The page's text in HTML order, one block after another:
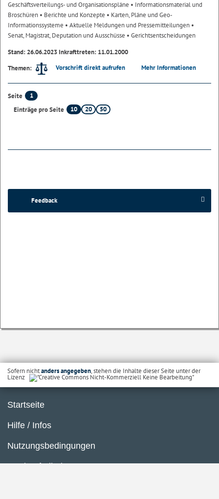
Geschäftsverteilungs- und Organisationspläne • Informationsmaterial und
Broschüren • Berichte und Konzepte • Karten, Pläne und Geo-
Informationssysteme • Aktuelle Meldungen und Pressemitteilungen •
Senat, Magistrat, Deputation und Ausschüsse • Gerichtsentscheidungen
Stand: 26.06.2023 Inkrafttreten: 11.01.2000
Themen:
Vorschrift direkt aufrufen Mehr Informationen
Seite
1
Einträge pro Seite
10 20 50
Feedback
Sofern nichtanders angegeben, stehen die Inhalte dieser Seite unter der
Lizenz
Startseite
Hilfe / Infos
Nutzungsbedingungen
Barrierefreiheit